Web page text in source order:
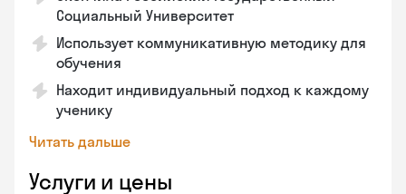
Социальный Университет
Использует коммуникативную методику для
обучения
Находит индивидуальный подход к каждому
ученику
Читать дальше
Услуги и цены